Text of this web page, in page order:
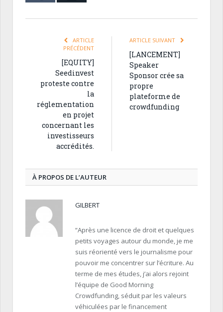
ARTICLE
PRÉCÉDENT
[EQUITY]
Seedinvest
proteste contre
la
réglementation
en projet
concernant les
investisseurs
accrédités.
ARTICLE SUIVANT
[LANCEMENT]
Speaker
Sponsor crée sa
propre
plateforme de
crowdfunding
À PROPOS DE L’AUTEUR
GILBERT
“Après une licence de droit et quelques
petits voyages autour du monde, je me
suis réorienté vers le journalisme pour
pouvoir me concentrer sur l’écriture. Au
terme de mes études, j’ai alors rejoint
l’équipe de Good Morning
Crowdfunding, séduit par les valeurs
véhiculées par le financement